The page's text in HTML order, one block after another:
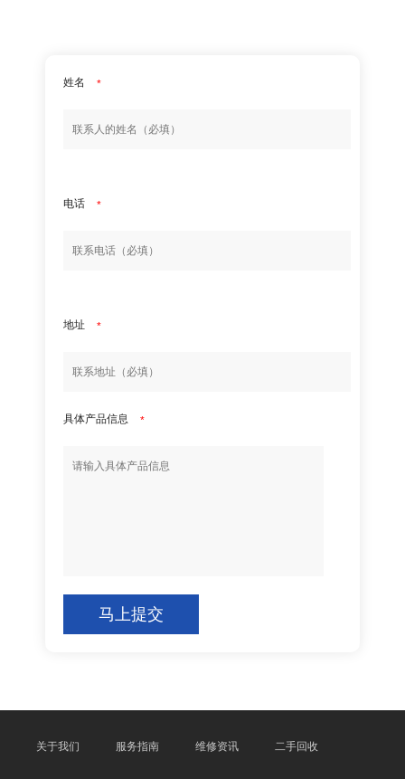
姓名 *
电话 *
地址 *
具体产品信息 *
马上提交
关于我们 服务指南 维修资讯 二手回收